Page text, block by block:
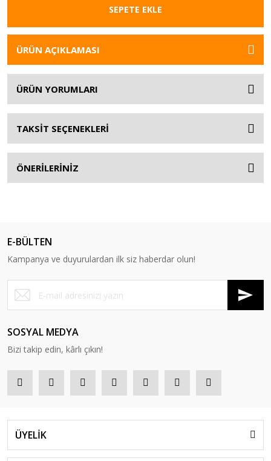
SEPETE EKLE
ÜRÜN AÇIKLAMASI
ÜRÜN YORUMLARI
TAKSİT SEÇENEKLERİ
ÖNERİLERİNİZ
E-BÜLTEN
Kampanya ve duyurulardan ilk siz haberdar olun!
SOSYAL MEDYA
Bizi takip edin, kârlı çıkın!
ÜYELİK